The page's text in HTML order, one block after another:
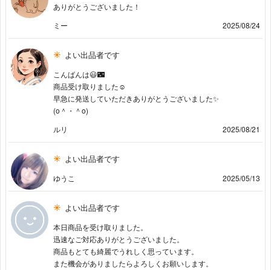
ありがとうございました！
ミー
2025/08/24
よい出品者です
こんばんは😃🌃
商品受け取りました☺
早急に発送していただきありがとうございました✨
(o＾・＾o)
ルリ
2025/08/21
よい出品者です
ゆうこ 2025/05/13
よい出品者です
本日商品を受け取りました。
迅速なご対応ありがとうございました。
商品もとても綺麗でうれしく思っています。
また機会がありましたらよろしくお願いします。